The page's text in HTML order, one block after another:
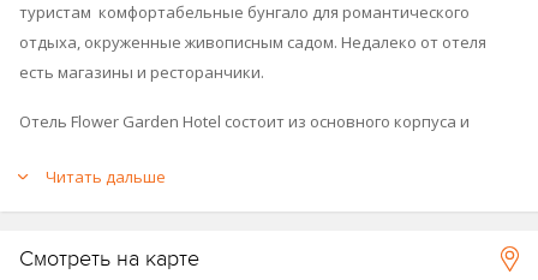
туристам комфортабельные бунгало для романтического
отдыха, окруженные живописным садом. Недалеко от отеля
есть магазины и ресторанчики.
Отель Flower Garden Hotel состоит из основного корпуса и
Читать дальше
Смотреть на карте